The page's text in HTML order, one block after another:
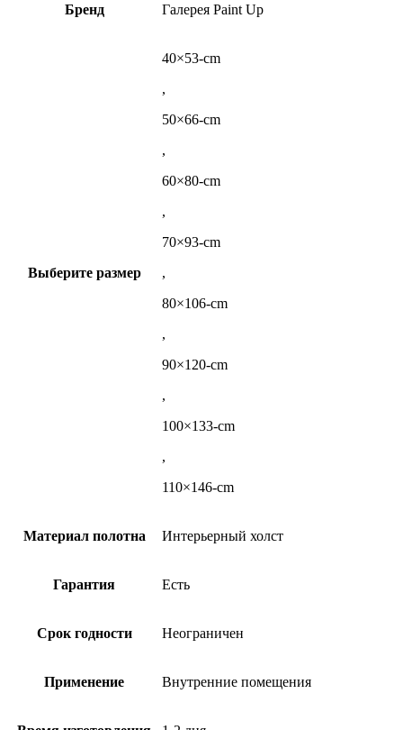
Бренд Галерея Paint Up
Выберите размер
40×53-cm
,
50×66-cm
,
60×80-cm
,
70×93-cm
,
80×106-cm
,
90×120-cm
,
100×133-cm
,
110×146-cm
Материал полотна Интерьерный холст
Гарантия Есть
Срок годности Неограничен
Применение Внутренние помещения